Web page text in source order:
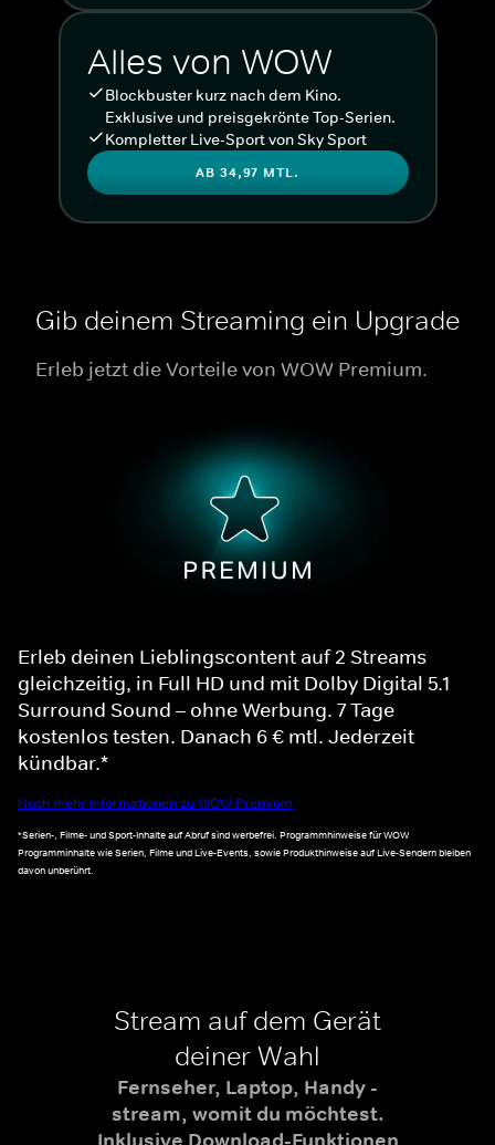
Alles von WOW
Blockbuster kurz nach dem Kino.
Exklusive und preisgekrönte Top-Serien.
Kompletter Live-Sport von Sky Sport
AB 34,97 MTL.
Gib deinem Streaming ein Upgrade
Erleb jetzt die Vorteile von WOW Premium.
Erleb deinen Lieblingscontent auf 2 Streams
gleichzeitig, in Full HD und mit Dolby Digital 5.1
Surround Sound – ohne Werbung. 7 Tage
kostenlos testen. Danach 6 € mtl. Jederzeit
kündbar.*
Noch mehr Informationen zu WOW Premium
*Serien-, Filme- und Sport-Inhalte auf Abruf sind werbefrei. Programmhinweise für WOW
Programminhalte wie Serien, Filme und Live-Events, sowie Produkthinweise auf Live-Sendern bleiben
davon unberührt.
Stream auf dem Gerät
deiner Wahl
Fernseher, Laptop, Handy -
stream, womit du möchtest.